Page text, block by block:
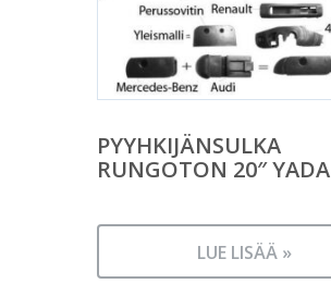
PYYHKIJÄNSULKA
RUNGOTON 20″ YADA
LUE LISÄÄ »